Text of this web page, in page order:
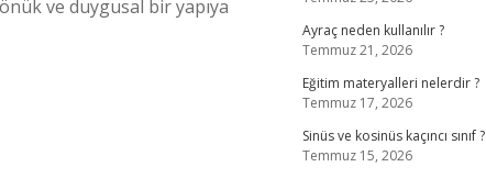
ve duygusal bir yapıya
Ayraç neden kullanılır ?
Temmuz 21, 2026
Eğitim materyalleri nelerdir ?
Temmuz 17, 2026
Sinüs ve kosinüs kaçıncı sınıf ?
Temmuz 15, 2026